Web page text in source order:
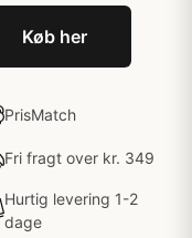
Køb her
PrisMatch
Fri fragt over kr. 349
Hurtig levering 1-2
dage